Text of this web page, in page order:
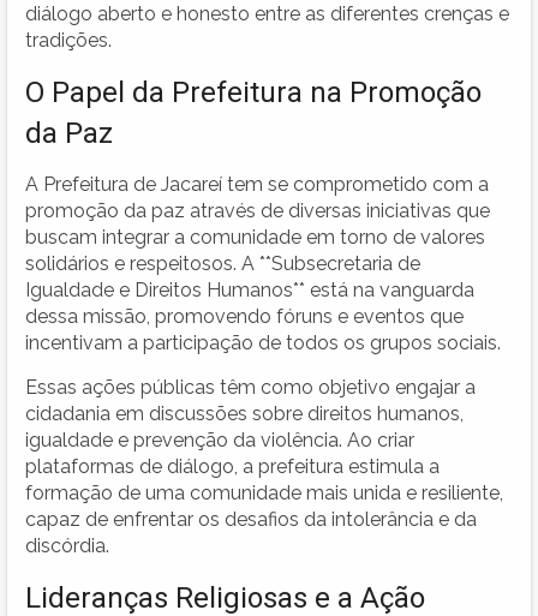
diálogo aberto e honesto entre as diferentes crenças e
tradições.
O Papel da Prefeitura na Promoção
da Paz
A Prefeitura de Jacareí tem se comprometido com a
promoção da paz através de diversas iniciativas que
buscam integrar a comunidade em torno de valores
solidários e respeitosos. A **Subsecretaria de
Igualdade e Direitos Humanos** está na vanguarda
dessa missão, promovendo fóruns e eventos que
incentivam a participação de todos os grupos sociais.
Essas ações públicas têm como objetivo engajar a
cidadania em discussões sobre direitos humanos,
igualdade e prevenção da violência. Ao criar
plataformas de diálogo, a prefeitura estimula a
formação de uma comunidade mais unida e resiliente,
capaz de enfrentar os desafios da intolerância e da
discórdia.
Lideranças Religiosas e a Ação